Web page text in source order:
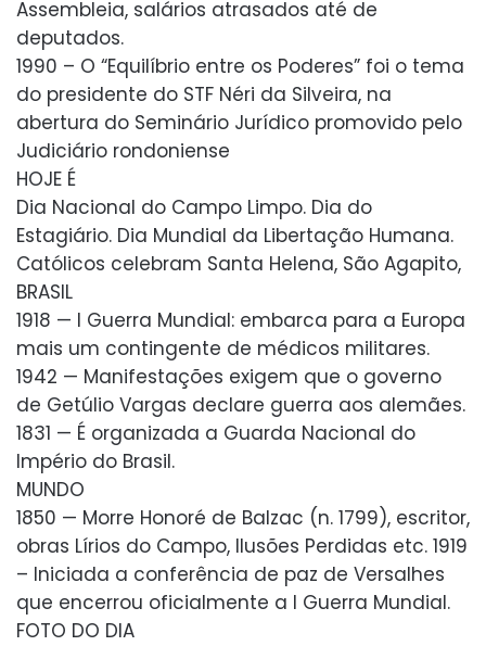
Assembleia, salários atrasados até de
deputados.
1990 – O “Equilíbrio entre os Poderes” foi o tema
do presidente do STF Néri da Silveira, na
abertura do Seminário Jurídico promovido pelo
Judiciário rondoniense
HOJE É
Dia Nacional do Campo Limpo. Dia do
Estagiário. Dia Mundial da Libertação Humana.
Católicos celebram Santa Helena, São Agapito,
BRASIL
1918 — I Guerra Mundial: embarca para a Europa
mais um contingente de médicos militares.
1942 — Manifestações exigem que o governo
de Getúlio Vargas declare guerra aos alemães.
1831 — É organizada a Guarda Nacional do
Império do Brasil.
MUNDO
1850 — Morre Honoré de Balzac (n. 1799), escritor,
obras Lírios do Campo, Ilusões Perdidas etc. 1919
– Iniciada a conferência de paz de Versalhes
que encerrou oficialmente a I Guerra Mundial.
FOTO DO DIA